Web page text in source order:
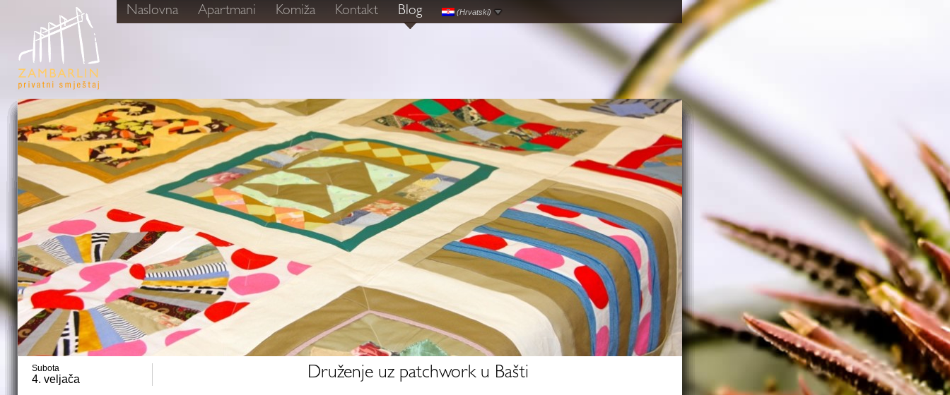
Naslovna Apartmani Komiža Kontakt Blog (Hrvatski)
Subota
4. veljača Druženje uz patchwork u Bašti